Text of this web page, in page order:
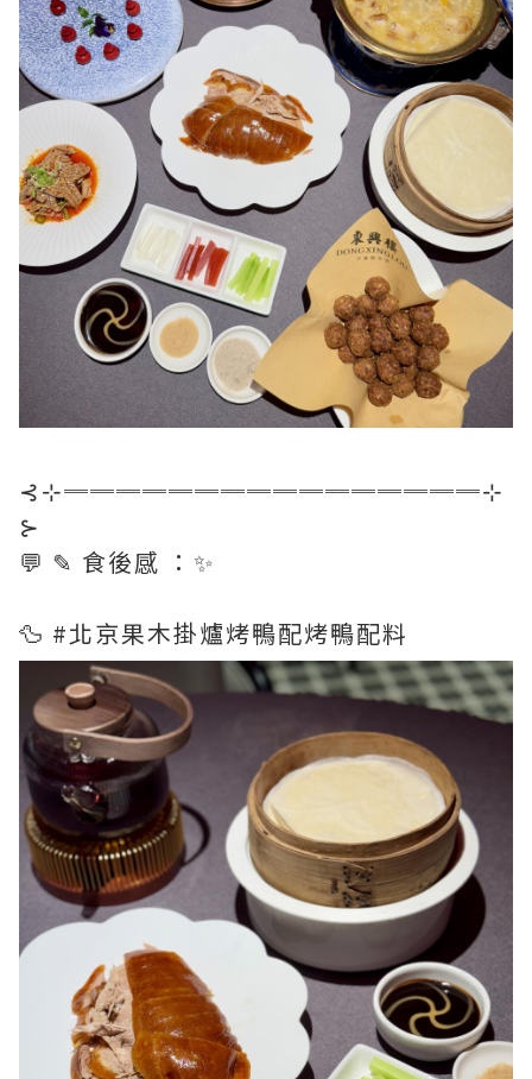
⊰⊹════════════════⊹
⊱
💬 ✎ 食後感 ：✨
🦆 #北京果木掛爐烤鴨配烤鴨配料